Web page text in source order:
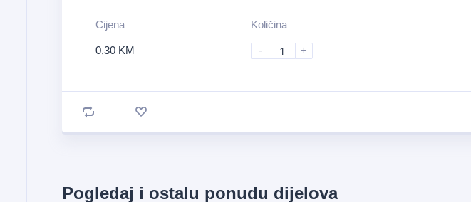
Cijena
0,30 KM
Količina
- +
Pogledaj i ostalu ponudu dijelova